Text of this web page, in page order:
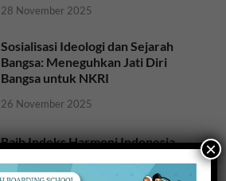
28 November 2025
Sosialisasi Ideologi dan Sejarah
Bangsa: Meneguhkan Jati Diri
Bangsa untuk NKRI
26 November 2025
Raih Indeks Harmoni Indonesia
Wujudkan Kampung Harmoni
×